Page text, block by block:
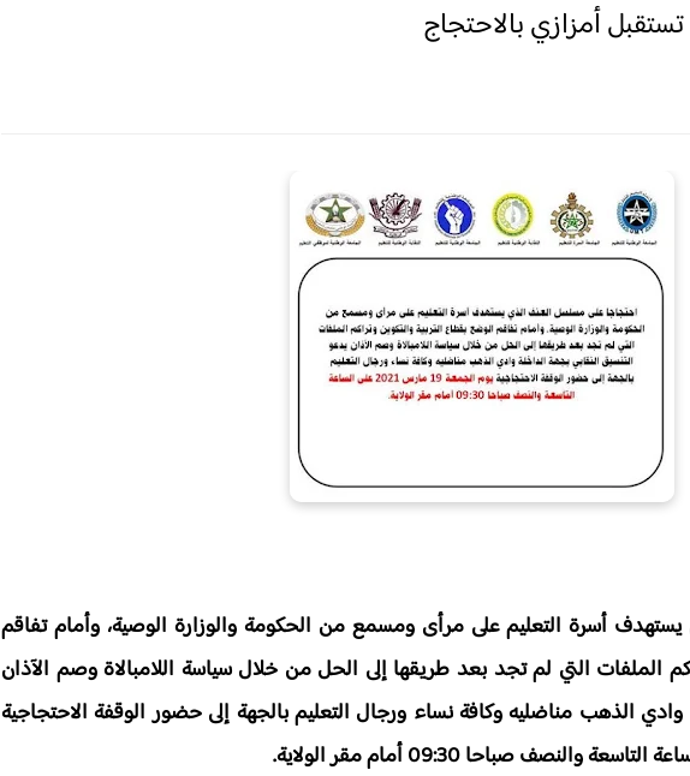
تستقبل أمزازي بالاحتجاج
أسرة التعليم على مرأى ومسمع من الحكومة والوزارة الوصية، وأمام تفاقم
الملفات التي لم تجد بعد طريقها إلى الحل من خلال سياسة اللامبالاة وصم الآذان
وادي الذهب مناضليه وكافة نساء ورجال التعليمبالجهة إلى حضور الوقفة الاحتجاجية
التاسعة والنصف صباحا 09:30 أمام مقر الولاية.